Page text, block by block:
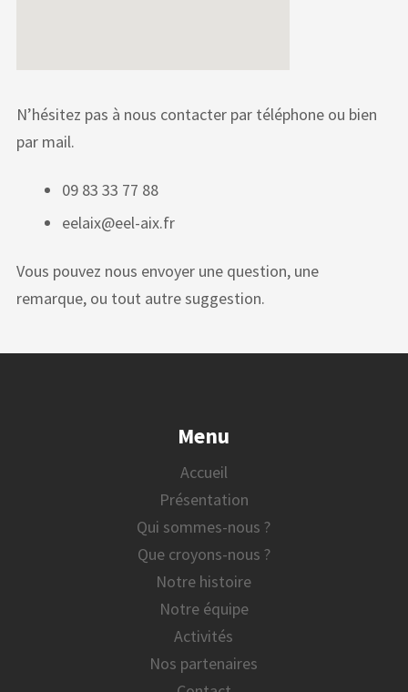
N’hésitez pas à nous contacter par téléphone ou bien
par mail.
09 83 33 77 88
eelaix@eel-aix.fr
Vous pouvez nous envoyer une question, une
remarque, ou tout autre suggestion.
Menu
Accueil
Présentation
Qui sommes-nous ?
Que croyons-nous ?
Notre histoire
Notre équipe
Activités
Nos partenaires